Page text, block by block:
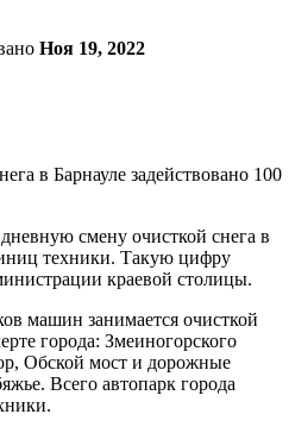
Ноя 19, 2022
смену очисткой снега в
техники. Такую цифру
краевой столицы.
машин занимается очисткой
города: Змеиногорского
Обской мост и дорожные
Всего автопарк города